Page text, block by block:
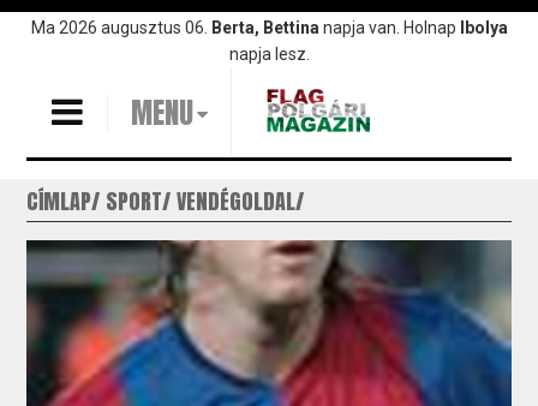
UgrásMa 2026 augusztus 06. Berta, Bettina napja van. Holnap
Ibolya
napja lesz.
MENU
CÍMLAP SPORT VENDÉGOLDAL